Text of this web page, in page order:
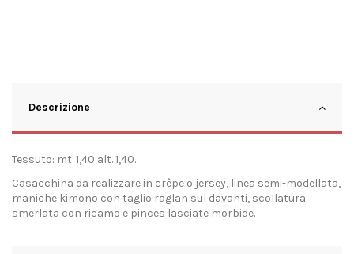
Descrizione
Tessuto: mt. 1,40 alt. 1,40.
Casacchina da realizzare in crêpe o jersey, linea semi-modellata,
maniche kimono con taglio raglan sul davanti, scollatura
smerlata con ricamo e pinces lasciate morbide.